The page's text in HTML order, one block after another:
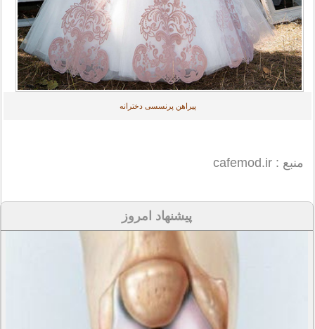
پیراهن پرنسسی دخترانه
منبع : cafemod.ir
پیشنهاد امروز